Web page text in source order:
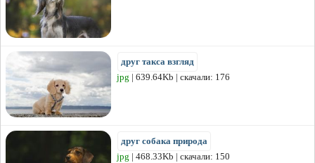
друг такса взгляд
jpg | 639.64Kb | скачали: 176
друг собака природа
jpg | 468.33Kb | скачали: 150